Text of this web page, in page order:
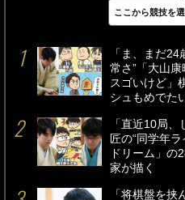
最新 24
「ま、まだ
常さ”「大山
スゴいけど」
シュもめでた
「直近10局
匠の“同学年
ドリーム」
家が描く
「将棋盤を
ここから競技を